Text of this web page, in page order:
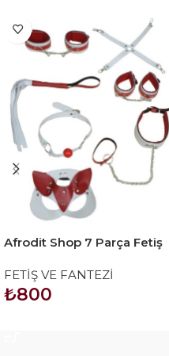
Afrodit Shop 7 Parça Fetiş
Kedi Maskeli
FETİŞ VE FANTEZİ
₺800